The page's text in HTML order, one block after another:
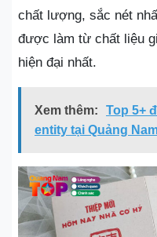
chất lượng, sắc nét
được làm từ chất liệu
hiện đại nhất.
Xem thêm:
Top 5+
entity tại Quảng